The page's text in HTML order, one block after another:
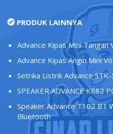
PRODUK LAINNYA
Advance Kipas Mini Tangan
Advance Kipas Angin Mini
Setrika Listrik Advance
SPEAKER ADVANCE K882
Speaker Advance T102 BT
Bluetooth